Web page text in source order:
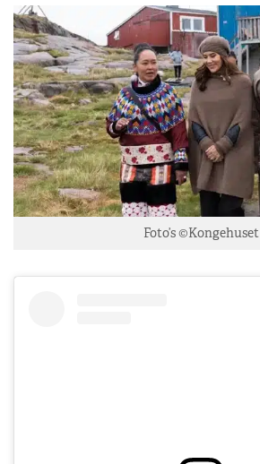
Foto’s ©Kongehuset